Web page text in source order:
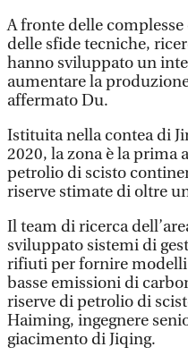
A fronte delle
delle sfide tecniche,
hanno sviluppato un
aumentare la
affermato Du.
Istituita nella contea di
2020, la zona è la prima
petrolio di scisto
riserve stimate di oltre
Il team di ricerca
sviluppato sistemi di
rifiuti per fornire
basse emissioni di
riserve di petrolio di
Haiming, ingegnere
giacimento di Jiqing.